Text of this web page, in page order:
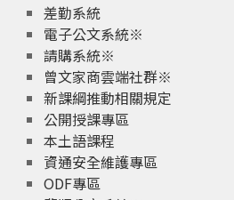
差勤系統
電子公文系統※
請購系統※
曾文家商雲端社群※
新課綱推動相關規定
公開授課專區
本土語課程
資通安全維護專區
ODF專區